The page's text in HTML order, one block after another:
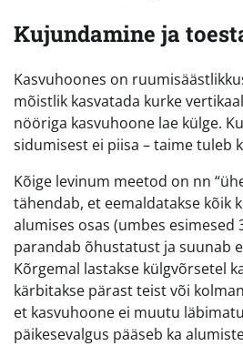
Kujundamine ja
Kasvuhoones on
mõistlik kasvatada kurke
nööriga kasvuhoone lae külge.
sidumisest ei piisa – taime tuleb
Kõige levinum meetod on nn
tähendab, et eemaldatakse kõik
alumises osas (umbes esimesed
parandab õhustatust ja suunab
Kõrgemal lastakse külgvõrsetel
kärbitakse pärast teist või
et kasvuhoone ei muutu
päikesevalgus pääseb ka